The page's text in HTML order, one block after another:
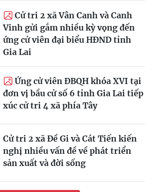
Cử tri 2 xã Vân Canh và Canh
Vinh gửi gắm nhiều kỳ vọng đến
ứng cử viên đại biểu HĐND tỉnh
Gia Lai
Ứng cử viên ĐBQH khóa XVI tại
đơn vị bầu cử số 6 tỉnh Gia Lai tiếp
xúc cử tri 4 xã phía Tây
Cử tri 2 xã Đề Gi và Cát Tiến kiến
nghị nhiều vấn đề về phát triển
sản xuất và đời sống